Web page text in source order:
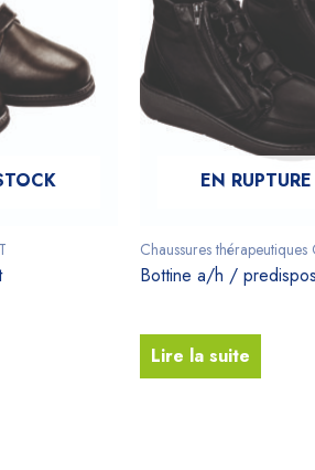
EN
Chaussures thérapeutiques
Bottine a/h /
Lire la suite